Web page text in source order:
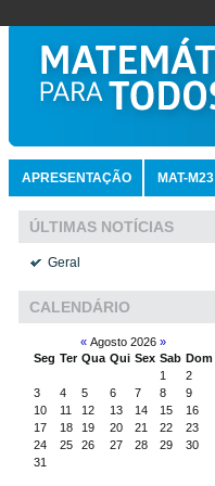
APRESENTAÇÃO MAT-M23
ÚLTIMAS NOTÍCIAS
Geral
CALENDÁRIO
« Agosto 2026 »
Seg Ter Qua Qui Sex Sab Dom
1
2
3
4 5 6 7 8
9
10
11 12 13 14 15
16
17
18 19 20 21 22
23
24
25 26 27 28 29
30
31